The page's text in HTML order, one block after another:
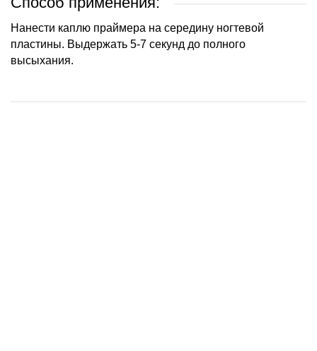
Нанести каплю праймера на середину ногтевой
пластины. Выдержать 5-7 секунд до полного
высыхания.